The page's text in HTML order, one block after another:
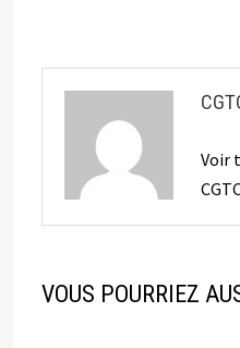
Voir
VOUS POURRIEZ